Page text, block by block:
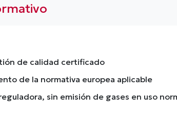
de calidad certificado
de la normativa europea aplicable
sin emisión de gases en uso